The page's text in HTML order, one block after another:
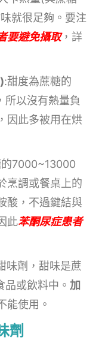
就很足夠。要注
要避免攝取，詳
:甜度為蔗糖的
所以沒有熱量負
因此多被用在烘
7000~13000
烹調或餐桌上的
酸，不過鍵結與
此苯酮尿症患者
味劑，甜味是蔗
或飲料中。 加
能使用。
劑